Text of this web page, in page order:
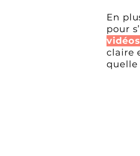
En
pour
claire
quelle